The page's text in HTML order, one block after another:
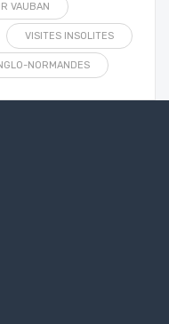
VAUBAN
VISITES INSOLITES
NORMANDES